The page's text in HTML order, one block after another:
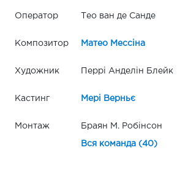
Оператор Тео ван де Санде
Композитор Матео Мессіна
Художник Перрі Анделін Блейк
Кастинг Мері Верньє
Монтаж Браян М. Робінсон
Вся команда (40)